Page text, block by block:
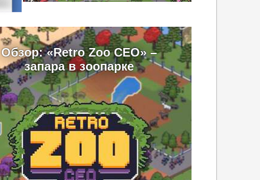
Обзор: «Retro Zoo CEO» –
запара в зоопарке